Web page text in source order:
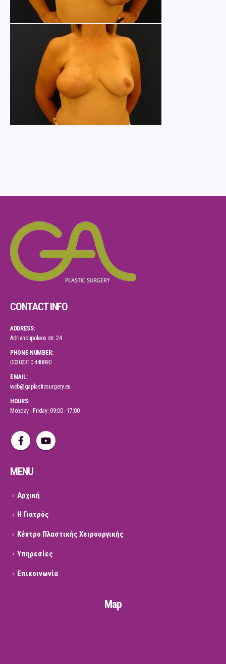
CONTACT INFO
ADDRESS:
Adrianoupoleos str. 24
PHONE NUMBER:
00302310 440890
EMAIL:
web@gaplasticsurgery.eu
HOURS:
Monday - Friday: 09:00 - 17:00
MENU
Αρχική
Η Γιατρός
Κέντρο Πλαστικής Χειρουργικής
Υπηρεσίες
Επικοινωνία
Map